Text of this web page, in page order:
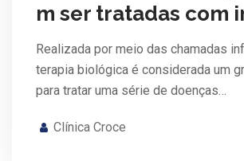
m ser tratadas com
Realizada por meio das chamadas
terapia biológica é considerada um
para tratar uma série de doenças…
Clínica Croce